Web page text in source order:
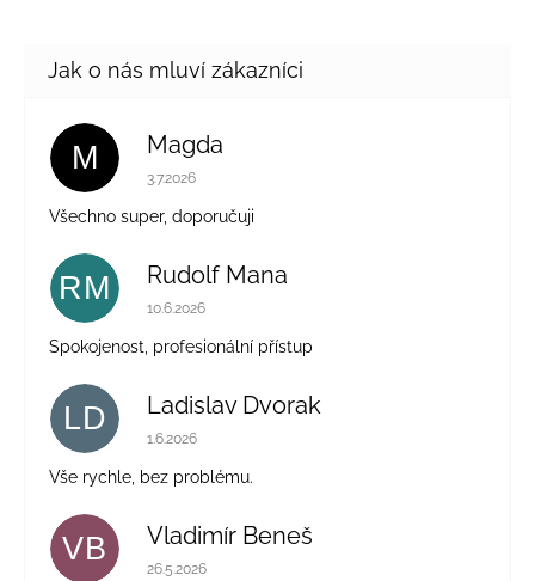
M Magda
Hodnocení obchodu je 5 z 5 hvězdiček.
3.7.2026
Všechno super, doporučuji
RM Rudolf Mana
Hodnocení obchodu je 5 z 5 hvězdiček.
10.6.2026
Spokojenost, profesionální přístup
LD Ladislav Dvorak
Hodnocení obchodu je 5 z 5 hvězdiček.
1.6.2026
Vše rychle, bez problému.
VB Vladimír Beneš
Hodnocení obchodu je 5 z 5 hvězdiček.
26.5.2026